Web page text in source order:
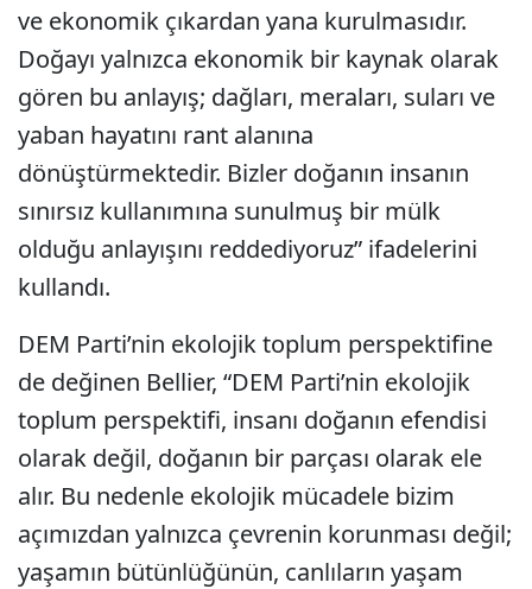
ve ekonomik çıkardan yana kurulmasıdır.
Doğayı yalnızca ekonomik bir kaynak olarak
gören bu anlayış; dağları, meraları, suları ve
yaban hayatını rant alanına
dönüştürmektedir. Bizler doğanın insanın
sınırsız kullanımına sunulmuş bir mülk
olduğu anlayışını reddediyoruz” ifadelerini
kullandı.
DEM Parti’nin ekolojik toplum perspektifine
de değinen Bellier, “DEM Parti’nin ekolojik
toplum perspektifi, insanı doğanın efendisi
olarak değil, doğanın bir parçası olarak ele
alır. Bu nedenle ekolojik mücadele bizim
açımızdan yalnızca çevrenin korunması değil;
yaşamın bütünlüğünün, canlıların yaşam